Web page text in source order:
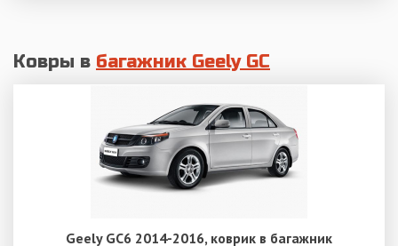
Ковры в багажник Geely GC
Geely GC6 2014-2016, коврик в багажник